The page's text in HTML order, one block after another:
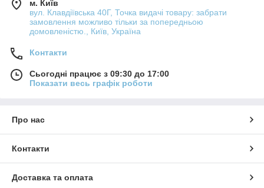
м. Київ
вул. Клавдіївська 40Г, Точка видачі товару: забрати
замовлення можливо тільки за попередньою
домовленістю., Київ, Україна
Контакти
Сьогодні працює з 09:30 до 17:00
Показати весь графік роботи
Про нас
Контакти
Доставка та оплата